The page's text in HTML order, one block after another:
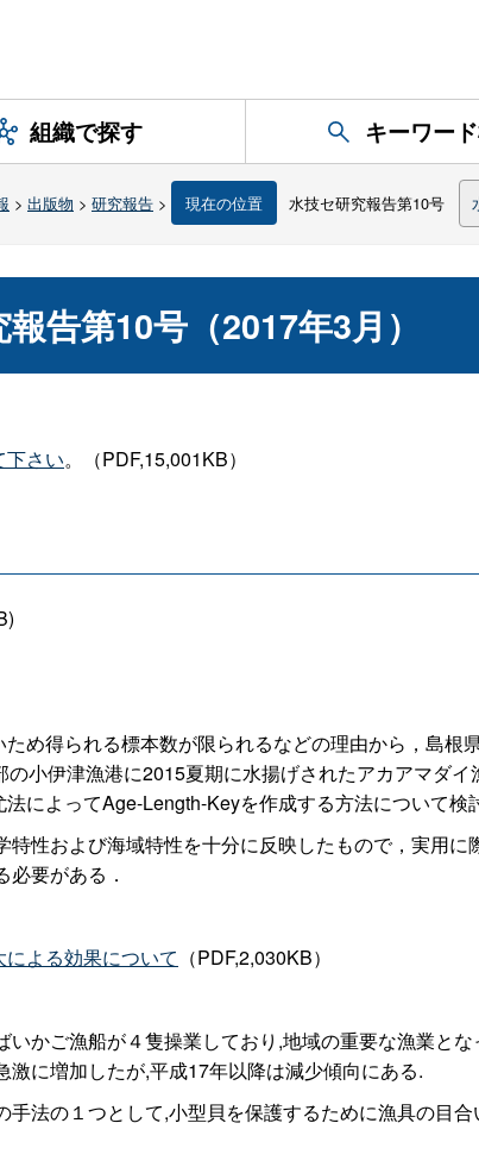
組織で探す キーワー
> 出版物 > 研究報告 > 現在の位置 水技セ研究報告第10号
告第10号（2017年3月）
下さい。（PDF,15,001KB）
め得られる標本数が限られるなどの理由から，島
小伊津漁港に2015夏期に水揚げされたアカアマダ
によってAge-Length-Keyを作成する方法について検
性および海域特性を十分に反映したもので，実用
要がある．
よる効果について （PDF,2,030KB）
かご漁船が４隻操業しており,地域の重要な漁業と
に増加したが,平成17年以降は減少傾向にある.
法の１つとして,小型貝を保護するために漁具の目